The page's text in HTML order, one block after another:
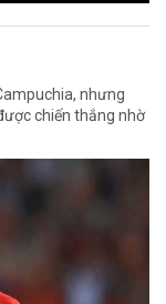
nhưng
chiến thắng nhờ